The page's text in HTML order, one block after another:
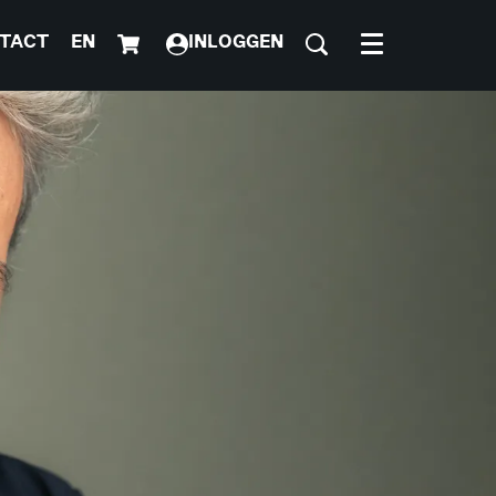
EN INLOGGEN Menu